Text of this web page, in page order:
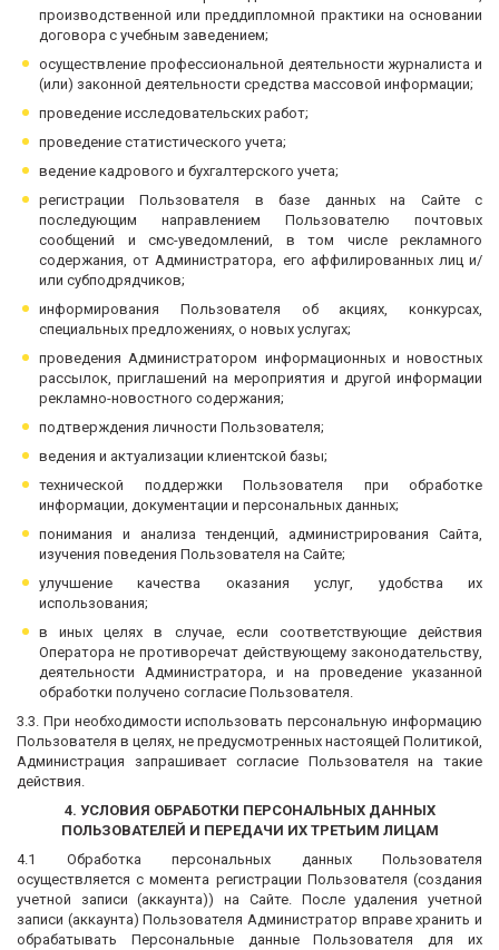
производственной или преддипломной практики на основании
договора с учебным заведением;
осуществление профессиональной деятельности журналиста и
(или) законной деятельности средства массовой информации;
проведение исследовательских работ;
проведение статистического учета;
ведение кадрового и бухгалтерского учета;
регистрации Пользователя в базе данных на Сайте с
последующим направлением Пользователю почтовых
сообщений и смс-уведомлений, в том числе рекламного
содержания, от Администратора, его аффилированных лиц и/
или субподрядчиков;
информирования Пользователя об акциях, конкурсах,
специальных предложениях, о новых услугах;
проведения Администратором информационных и новостных
рассылок, приглашений на мероприятия и другой информации
рекламно-новостного содержания;
подтверждения личности Пользователя;
ведения и актуализации клиентской базы;
технической поддержки Пользователя при обработке
информации, документации и персональных данных;
понимания и анализа тенденций, администрирования Сайта,
изучения поведения Пользователя на Сайте;
улучшение качества оказания услуг, удобства их
использования;
в иных целях в случае, если соответствующие действия
Оператора не противоречат действующему законодательству,
деятельности Администратора, и на проведение указанной
обработки получено согласие Пользователя.
3.3. При необходимости использовать персональную информацию
Пользователя в целях, не предусмотренных настоящей Политикой,
Администрация запрашивает согласие Пользователя на такие
действия.
4. УСЛОВИЯ ОБРАБОТКИ ПЕРСОНАЛЬНЫХ ДАННЫХ
ПОЛЬЗОВАТЕЛЕЙ И ПЕРЕДАЧИ ИХ ТРЕТЬИМ ЛИЦАМ
4.1 Обработка персональных данных Пользователя
осуществляется с момента регистрации Пользователя (создания
учетной записи (аккаунта)) на Сайте. После удаления учетной
записи (аккаунта) Пользователя Администратор вправе хранить и
обрабатывать Персональные данные Пользователя для их